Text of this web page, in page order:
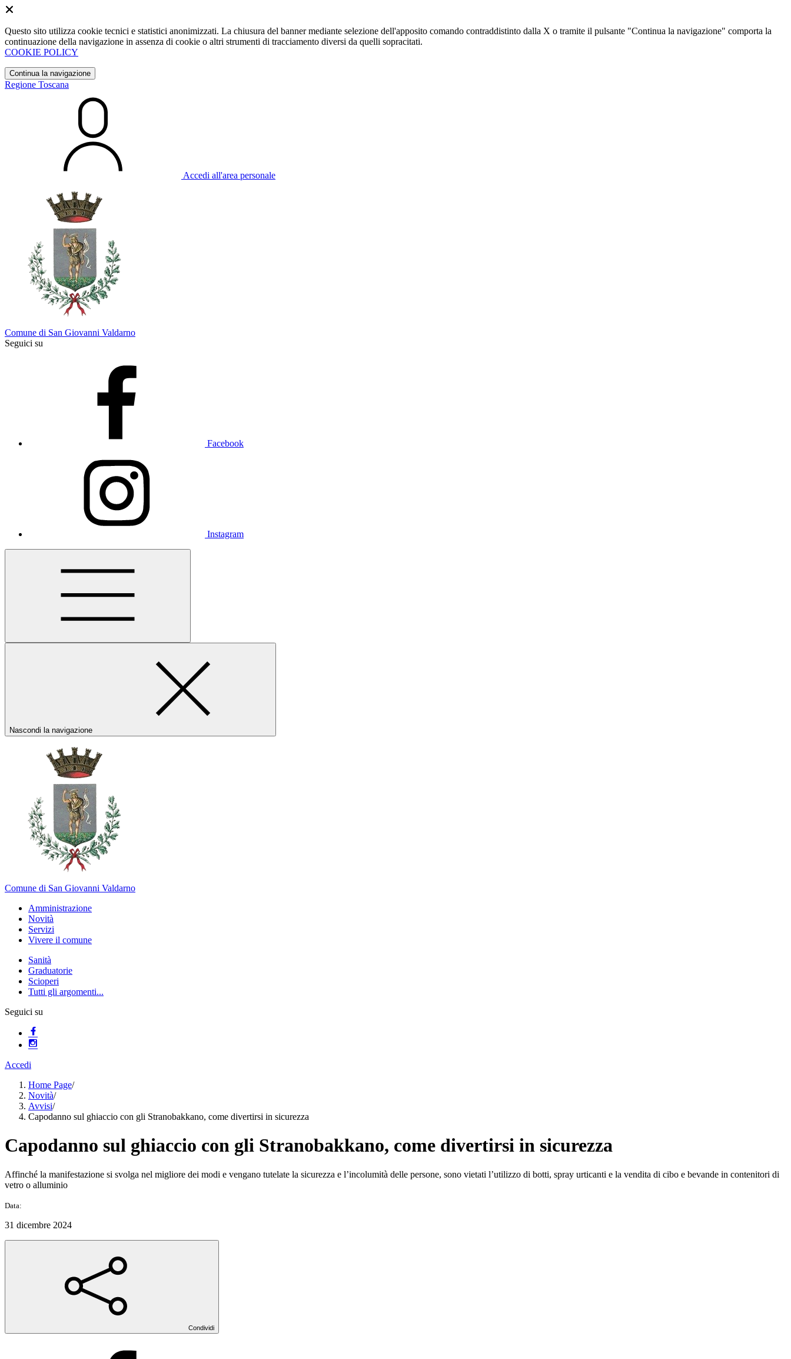
Questo sito utilizza cookie tecnici e statistici anonimizzati. La chiusura del banner mediante selezione dell'apposito comando contraddistinto dalla X o tramite il pulsante "Continua la navigazione" comporta la
continuazione della navigazione in assenza di cookie o altri strumenti di tracciamento diversi da quelli sopracitati.
COOKIE POLICY
Continua la navigazione
Regione Toscana
Accedi all'area personale
Comune di San Giovanni Valdarno
Seguici su
Facebook
Instagram
Nascondi la navigazione
Comune di San Giovanni Valdarno
Amministrazione
Novità
Servizi
Vivere il comune
Sanità
Graduatorie
Scioperi
Tutti gli argomenti...
Seguici su
Accedi
Home Page/
Novità/
Avvisi/
Capodanno sul ghiaccio con gli Stranobakkano, come divertirsi in sicurezza
Capodanno sul ghiaccio con gli Stranobakkano, come divertirsi in sicurezza
Affinché la manifestazione si svolga nel migliore dei modi e vengano tutelate la sicurezza e l’incolumità delle persone, sono vietati l’utilizzo di botti, spray urticanti e la vendita di cibo e bevande in contenitori di
vetro o alluminio
Data:
31 dicembre 2024
Condividi